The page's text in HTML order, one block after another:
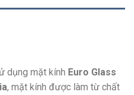
dụng mặt kính Euro Glass
, mặt kính được làm từ chất